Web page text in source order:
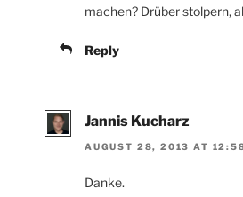
machen? Drüber stolpern,
Reply
Jannis Kucharz
AUGUST 28, 2013 AT
Danke.